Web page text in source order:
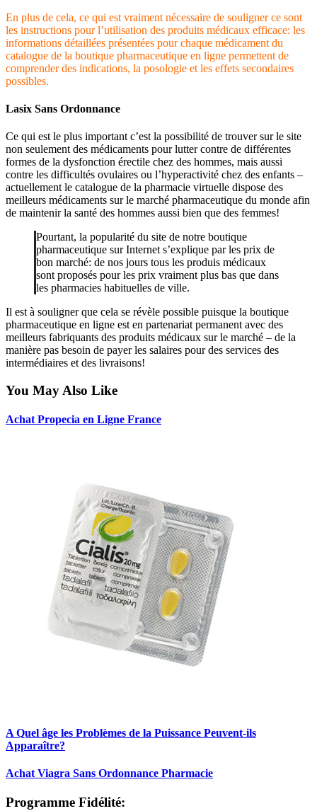
En plus de cela, ce qui est vraiment nécessaire de souligner ce sont
les instructions pour l’utilisation des produits médicaux efficace: les
informations détaillées présentées pour chaque médicament du
catalogue de la boutique pharmaceutique en ligne permettent de
comprender des indications, la posologie et les effets secondaires
possibles.
Lasix Sans Ordonnance
Ce qui est le plus important c’est la possibilité de trouver sur le site
non seulement des médicaments pour lutter contre de différentes
formes de la dysfonction érectile chez des hommes, mais aussi
contre les difficultés ovulaires ou l’hyperactivité chez des enfants –
actuellement le catalogue de la pharmacie virtuelle dispose des
meilleurs médicaments sur le marché pharmaceutique du monde afin
de maintenir la santé des hommes aussi bien que des femmes!
Pourtant, la popularité du site de notre boutique
pharmaceutique sur Internet s’explique par les prix de
bon marché: de nos jours tous les produis médicaux
sont proposés pour les prix vraiment plus bas que dans
les pharmacies habituelles de ville.
Il est à souligner que cela se révèle possible puisque la boutique
pharmaceutique en ligne est en partenariat permanent avec des
meilleurs fabriquants des produits médicaux sur le marché – de la
manière pas besoin de payer les salaires pour des services des
intermédiaires et des livraisons!
You May Also Like
Achat Propecia en Ligne France
A Quel âge les Problèmes de la Puissance Peuvent-ils
Apparaître?
Achat Viagra Sans Ordonnance Pharmacie
Programme Fidélité: